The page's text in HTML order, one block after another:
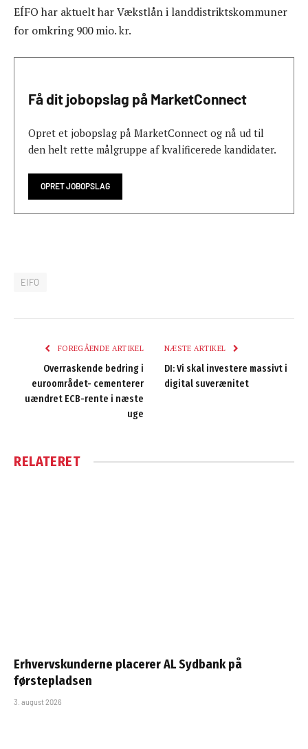
EÍFO har aktuelt har Vækstlån i landdistriktskommuner
for omkring 900 mio. kr.
Få dit jobopslag på MarketConnect
Opret et jobopslag på MarketConnect og nå ud til
den helt rette målgruppe af kvalificerede kandidater.
OPRET JOBOPSLAG
EIFO
FOREGÅENDE ARTIKEL
Overraskende bedring i
euroområdet- cementerer
uændret ECB-rente i næste
uge
NÆSTE ARTIKEL
DI: Vi skal investere massivt i
digital suverænitet
RELATERET
Erhvervskunderne placerer AL Sydbank på
førstepladsen
3. august 2026